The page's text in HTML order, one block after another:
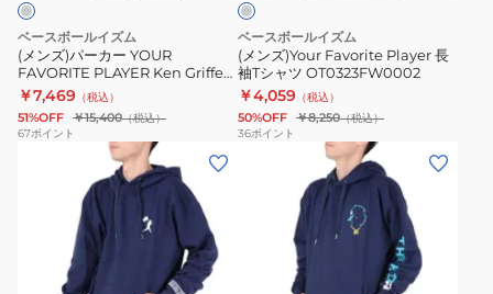
PLAYER
Ken
Griffey
Jr.
Collection
OT0623FW0001
ベースボールイズム
(メンズ)パーカー YOUR
FAVORITE PLAYER Ken Griffey
Jr. Collection OT0623FW0001
￥7,469 （税込）
51%OFF ￥15,400（税込）
67ポイント
ャ
ツ
OT0323FW0002
ベースボールイズム
(メンズ)Your Favorite Player 長
袖Tシャツ OT0323FW0002
￥4,059 （税込）
50%OFF ￥8,250（税込）
36ポイント